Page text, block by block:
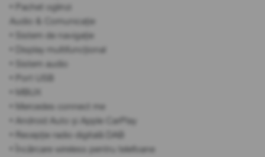
• Pachet oglinzi
Audio & Comunicație
• Sistem de navigație
• Display multifuncțional
• Sistem audio
• Port USB
• MBUX
• Mercedes connect me
• Android Auto și Apple CarPlay
• Recepție radio digitală DAB
• Încărcare wireless pentru telefoane